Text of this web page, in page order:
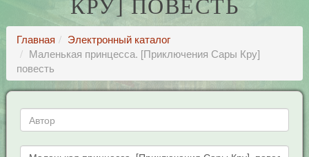
КРУ] ПОВЕСТЬ
Главная
Электронный каталог
Маленькая принцесса. [Приключения Сары Кру]
повесть